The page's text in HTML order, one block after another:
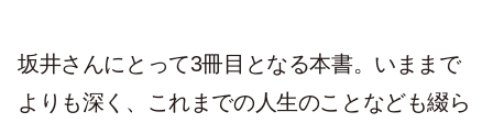
坂井さんにとって3冊目となる本書。いままで
よりも深く、これまでの人生のことなども綴ら